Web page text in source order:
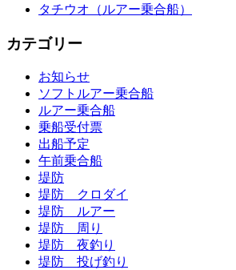
タチウオ（ルアー乗合船）
カテゴリー
お知らせ
ソフトルアー乗合船
ルアー乗合船
乗船受付票
出船予定
午前乗合船
堤防
堤防 クロダイ
堤防 ルアー
堤防 周り
堤防 夜釣り
堤防 投げ釣り